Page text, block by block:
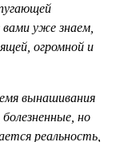
уже знаем,
огромной и
вынашивания
но
реальность,